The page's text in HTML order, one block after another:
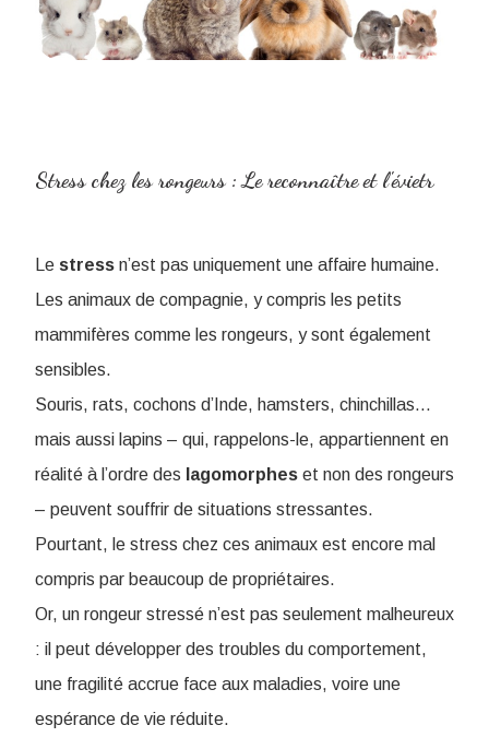
Stress chez les rongeurs : Le reconnaître et l'évietr
Le stress n’est pas uniquement une affaire humaine.
Les animaux de compagnie, y compris les petits
mammifères comme les rongeurs, y sont également
sensibles.
Souris, rats, cochons d’Inde, hamsters, chinchillas…
mais aussi lapins – qui, rappelons-le, appartiennent en
réalité à l’ordre des lagomorphes et non des rongeurs
– peuvent souffrir de situations stressantes.
Pourtant, le stress chez ces animaux est encore mal
compris par beaucoup de propriétaires.
Or, un rongeur stressé n’est pas seulement malheureux
: il peut développer des troubles du comportement,
une fragilité accrue face aux maladies, voire une
espérance de vie réduite.